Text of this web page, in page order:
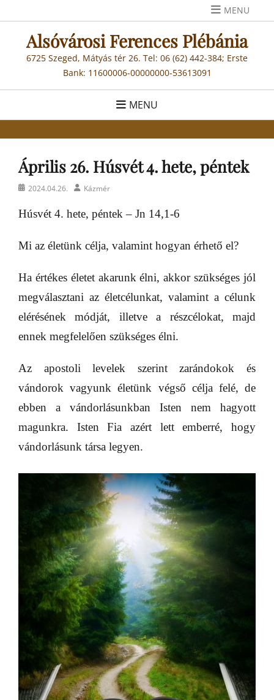
to
content
MENU
Alsóvárosi Ferences Plébánia
6725 Szeged, Mátyás tér 26. Tel: 06 (62) 442-384; Erste
Bank: 11600006-00000000-53613091
MENU
Április 26. Húsvét 4. hete, péntek
Posted2024.04.26. AuthorKázmér
Húsvét 4. hete, péntek – Jn 14,1-6
Mi az életünk célja, valamint hogyan érhető el?
Ha értékes életet akarunk élni, akkor szükséges jól
megválasztani az életcélunkat, valamint a célunk
elérésének módját, illetve a részcélokat, majd
ennek megfelelően szükséges élni.
Az apostoli levelek szerint zarándokok és
vándorok vagyunk életünk végső célja felé, de
ebben a vándorlásunkban Isten nem hagyott
magunkra. Isten Fia azért lett emberré, hogy
vándorlásunk társa legyen.